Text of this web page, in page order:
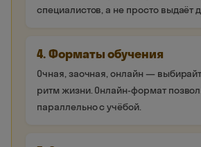
специалистов, а не просто выдаёт
4. Форматы обучения
Очная, заочная, онлайн —
ритм жизни. Онлайн-формат
параллельно с учёбой.